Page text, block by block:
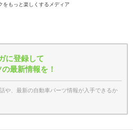
をもっと楽しくするメディア
に登録して
最新情報を！
や、最新の自動車パーツ情報が入手できるか